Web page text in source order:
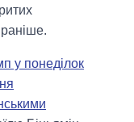
у понеділок